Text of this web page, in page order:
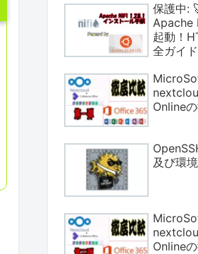
保護中:
Apache
起動！
全ガイド
Online
及び環
Online